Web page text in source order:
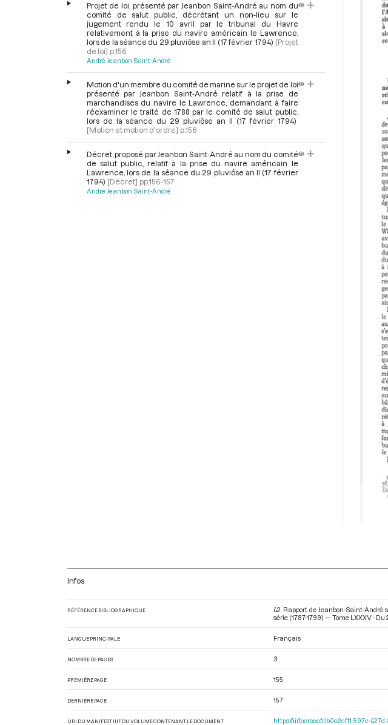
Projet de loi, présenté par Jeanbon Saint-André au nom du
comité de salut public, décrétant un non-lieu sur le
jugement rendu le 10 avril par le tribunal du Havre
relativement à la prise du navire américain le Lawrence,
lors de la séance du 29 pluviôse an II (17 février 1794) [Projet
de loi] p.156
André Jeanbon Saint-André
Motion d'un membre du comité de marine sur le projet de loi
présenté par Jeanbon Saint-André relatif à la prise de
marchandises du navire le Lawrence, demandant à faire
réexaminer le traité de 1788 par le comité de salut public,
lors de la séance du 29 pluviôse an II (17 février 1794)
[Motion et motion d'ordre] p.156
Décret, proposé par Jeanbon Saint-André au nom du comité
de salut public, relatif à la prise du navire américain le
Lawrence, lors de la séance du 29 pluviôse an II (17 février
1794) [Décret] pp.156-157
André Jeanbon Saint-André
Infos
RÉFÉRENCE BIBLIOGRAPHIQUE
42. Rapport de Jeanbon-Saint-
série (1787-1799) — Tome LXXXV -
LANGUE PRINCIPALE Français
NOMBRE DE PAGES 3
PREMIÈRE PAGE 155
DERNIÈRE PAGE 157
URI DU MANIFEST IIIF DU VOLUME CONTENANT LE DOCUMENT https://iiif.persee.fr/b0e2cf11-597c-